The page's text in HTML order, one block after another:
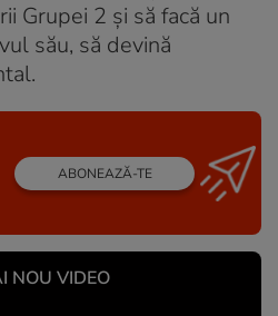
Grupei 2 și să facă un
său, să devină
ABONEAZĂ-TE
NOU VIDEO